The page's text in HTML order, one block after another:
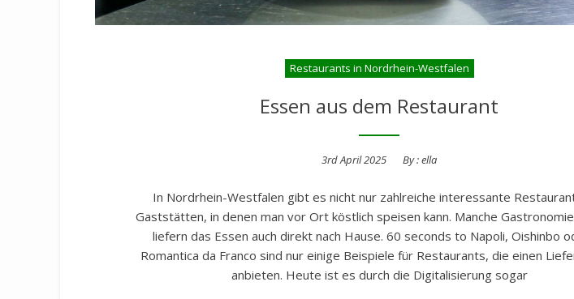
Restaurants in Nordrhein-Westfalen
Essen aus dem Restaurant
Posted
3rd April 2025 By :ella
In Nordrhein-Westfalen gibt es nicht nur zahlreiche interessante
Gaststätten, in denen man vor Ort köstlich speisen kann. Manche
liefern das Essen auch direkt nach Hause. 60 seconds to Napoli, Oishinbo
Romantica da Franco sind nur einige Beispiele für Restaurants, die einen
anbieten. Heute ist es durch die Digitalisierung sogar